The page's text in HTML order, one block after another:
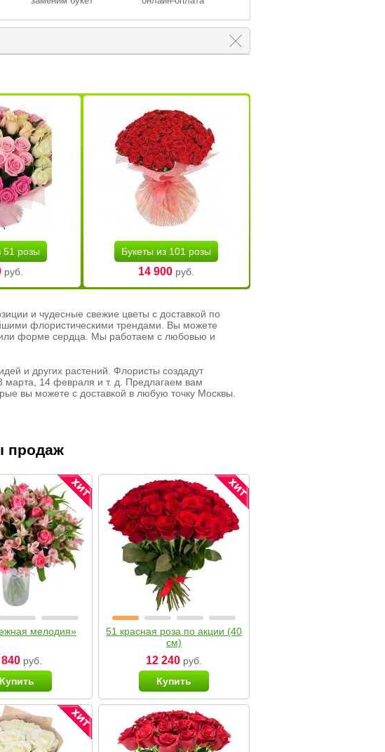
51 розы
руб.
Букеты из 101 розы
14 900руб.
и чудесные свежие цветы с доставкой по
флористическими трендами. Вы можете
или форме сердца. Мы работаем с любовью и
и других растений. Флористы создадут
марта, 14 февраля и т. д. Предлагаем вам
вы можете с доставкой в любую точку Москвы.
продаж
мелодия»
руб.
Купить
51 красная роза по акции (40
см)
12 240 руб.
Купить